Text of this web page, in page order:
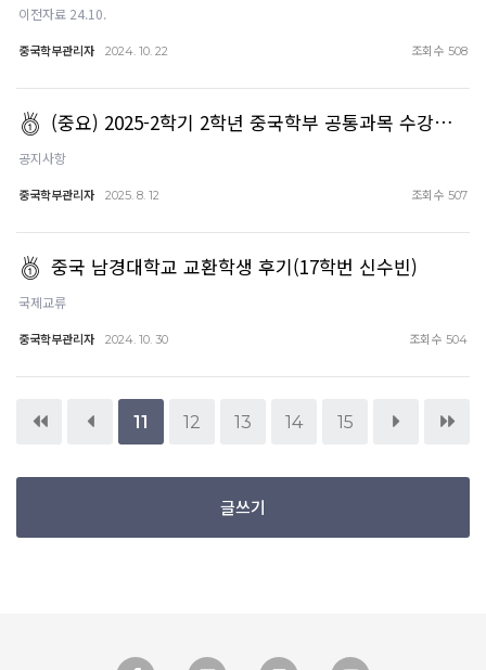
이전자료 24.10.
중국학부관리자 2024. 10. 22 조회수 508
(중요) 2025-2학기 2학년 중국학부 공통과목 수강…
공지사항
중국학부관리자 2025. 8. 12 조회수 507
중국 남경대학교 교환학생 후기(17학번 신수빈)
국제교류
중국학부관리자 2024. 10. 30 조회수 504
11 12 13 14 15
글쓰기